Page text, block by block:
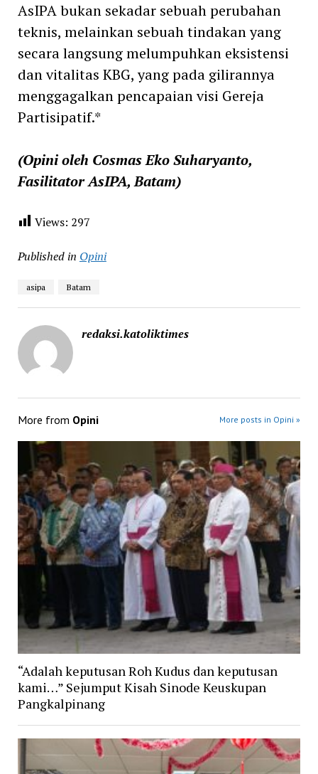
AsIPA bukan sekadar sebuah perubahan
teknis, melainkan sebuah tindakan yang
secara langsung melumpuhkan eksistensi
dan vitalitas KBG, yang pada gilirannya
menggagalkan pencapaian visi Gereja
Partisipatif.*
(Opini oleh Cosmas Eko Suharyanto,
Fasilitator AsIPA, Batam)
Views: 297
Published in Opini
asipa Batam
redaksi.katoliktimes
More from Opini More posts in Opini »
“Adalah keputusan Roh Kudus dan keputusan
kami…” Sejumput Kisah Sinode Keuskupan
Pangkalpinang